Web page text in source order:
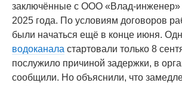
заключённые с ООО «Влад-
2025 года. По условиям договоров
были начаться ещё в конце июня.
водоканала стартовали только 8
послужило причиной задержки, в
сообщили. Но объяснили, что